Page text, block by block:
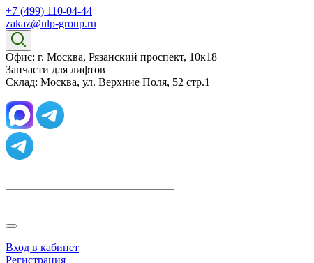
+7 (499) 110-04-44
zakaz@nlp-group.ru
Офис: г. Москва, Рязанский проспект, 10к18
Запчасти для лифтов
Склад: Москва, ул. Верхние Поля, 52 стр.1
Вход в кабинет
Регистрация